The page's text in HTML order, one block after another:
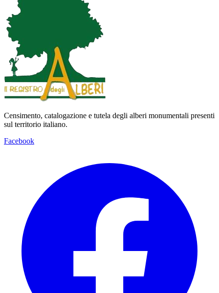
Censimento, catalogazione e tutela degli alberi monumentali presenti
sul territorio italiano.
Facebook